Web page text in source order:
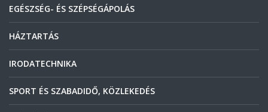
EGÉSZSÉG- ÉS SZÉPSÉGÁPOLÁS
HÁZTARTÁS
IRODATECHNIKA
SPORT ÉS SZABADIDŐ, KÖZLEKEDÉS